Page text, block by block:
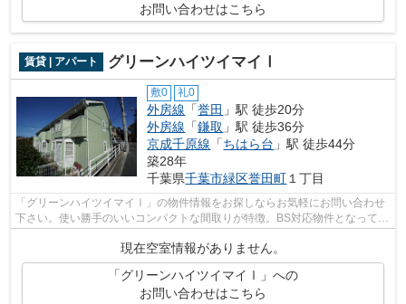
お問い合わせはこちら
賃貸 | アパート グリーンハイツイマイⅠ
敷0 礼0
外房線 「誉田 」駅 徒歩20分
外房線 「鎌取 」駅 徒歩36分
京成千原線 「ちはら台 」駅 徒歩44分
築28年
千葉県千葉市緑区誉田町１丁目
「グリーンハイツイマイⅠ」の物件情報をお探しならお気軽にお問い合わせ
下さい。使い勝手のいいコンパクトな間取りが特徴。BS対応物件となってお
現在空室情報がありません。
「グリーンハイツイマイⅠ」への
お問い合わせはこちら